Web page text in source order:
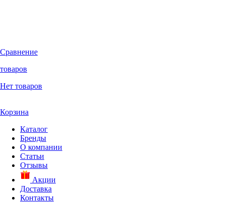
Сравнение
товаров
Нет товаров
Корзина
Каталог
Бренды
О компании
Статьи
Отзывы
Акции
Доставка
Контакты